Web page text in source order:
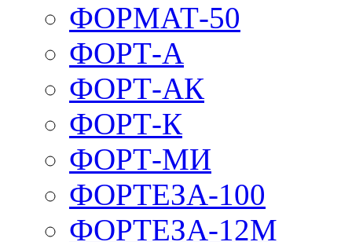
ФОРМАТ-50
ФОРТ-А
ФОРТ-АК
ФОРТ-К
ФОРТ-МИ
ФОРТЕЗА-100
ФОРТЕЗА-12М